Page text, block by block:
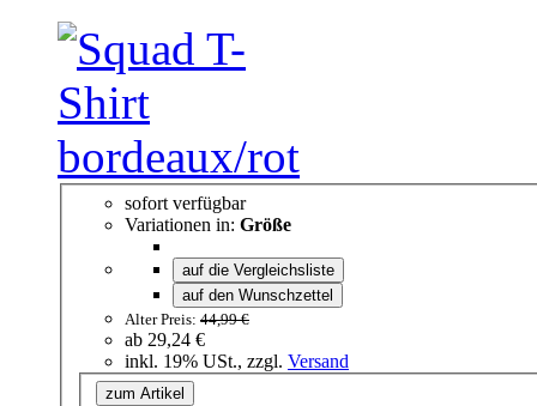
sofort verfügbar
Variationen in: Größe
auf die Vergleichsliste
auf den Wunschzettel
Alter Preis: 44,99 €
ab 29,24 €
inkl. 19% USt., zzgl. Versand
zum Artikel